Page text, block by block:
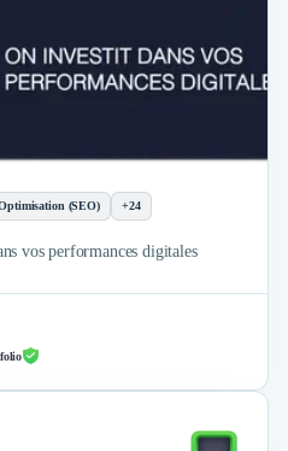
(SEO) +24
vos performances digitales